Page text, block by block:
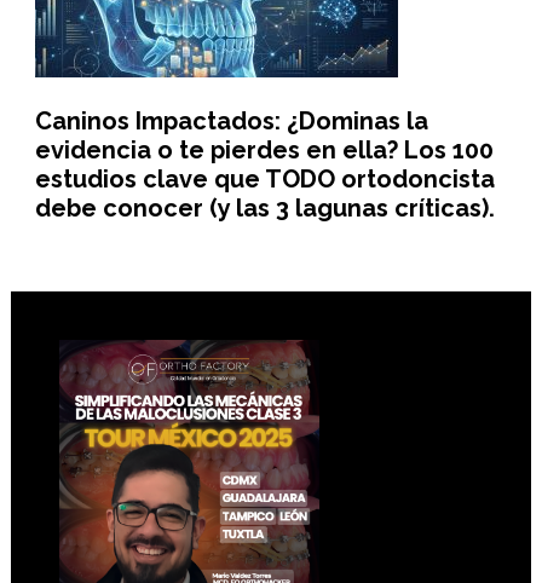
Caninos Impactados: ¿Dominas la
evidencia o te pierdes en ella? Los 100
estudios clave que TODO ortodoncista
debe conocer (y las 3 lagunas críticas).
Footer